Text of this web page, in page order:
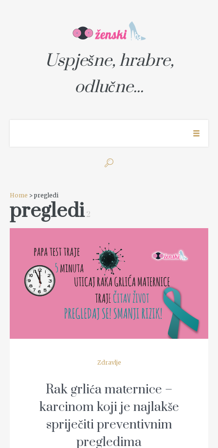
Uspješne, hrabre,
odlučne...
Home > pregledi
pregledi2
READ MORE
Zdravlje
Rak grlića maternice –
karcinom koji je najlakše
spriječiti preventivnim
pregledima